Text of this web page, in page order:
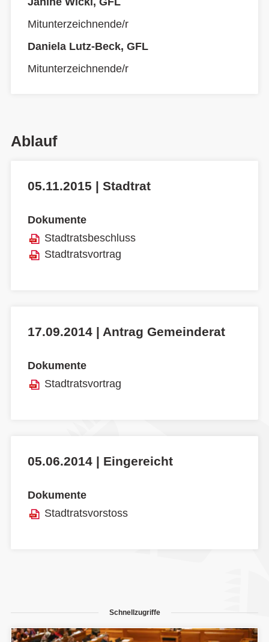
Mitunterzeichnende/r
Daniela Lutz-Beck, GFL
Mitunterzeichnende/r
Ablauf
05.11.2015 | Stadtrat
Dokumente
Stadtratsbeschluss
Stadtratsvortrag
17.09.2014 | Antrag Gemeinderat
Dokumente
Stadtratsvortrag
05.06.2014 | Eingereicht
Dokumente
Stadtratsvorstoss
Schnellzugriffe